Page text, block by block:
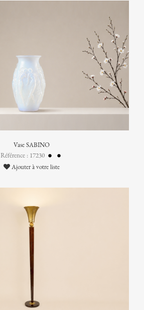
Vase SABINO
Référence : 17230
Ajouter à votre liste